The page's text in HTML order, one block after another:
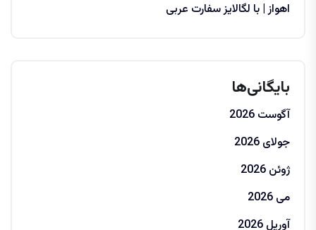
اهواز | با لگالایز سفارت عربی
بایگانی‌ها
آگوست 2026
جولای 2026
ژوئن 2026
می 2026
آوریل 2026